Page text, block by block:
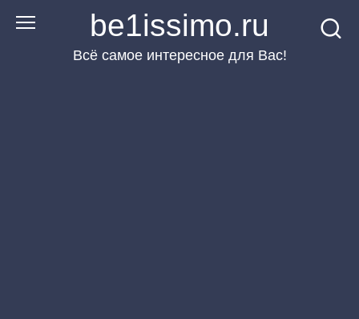
Перейти
be1issimo.ru
Всё самое интересное для Вас!